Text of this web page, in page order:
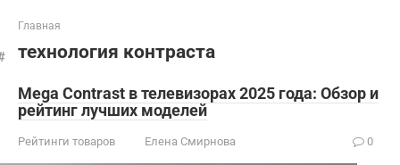
Главная
технология контраста
Mega Contrast в телевизорах 2025 года: Обзор и
рейтинг лучших моделей
Рейтинги товаров Елена Смирнова 0